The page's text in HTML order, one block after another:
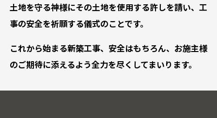
土地を守る神様にその土地を使用する許しを請い、工
事の安全を祈願する儀式のことです。
これから始まる新築工事、安全はもちろん、お施主様
のご期待に添えるよう全力を尽くしてまいります。